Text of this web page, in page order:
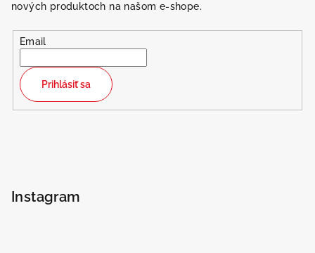
nových produktoch na našom e-shope.
Email
Prihlásiť sa
Instagram